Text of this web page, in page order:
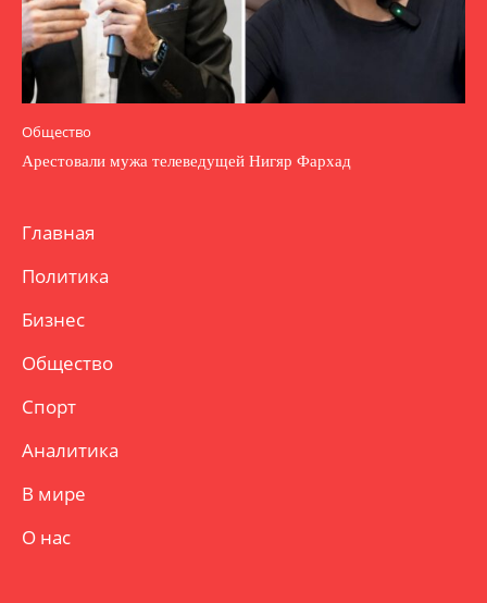
Общество
Арестовали мужа телеведущей Нигяр Фархад
Главная
Политика
Бизнес
Общество
Спорт
Аналитика
В мире
О нас